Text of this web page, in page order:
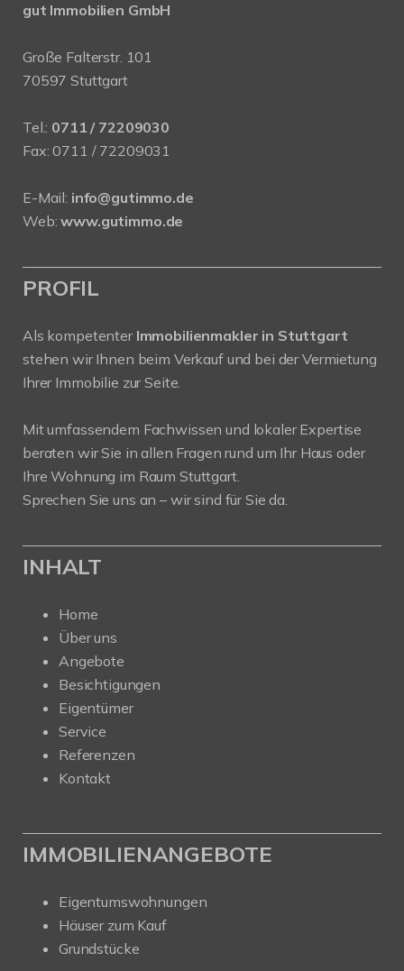
gut Immobilien GmbH
Große Falterstr. 101
70597 Stuttgart
Tel.: 0711 / 72209030
Fax: 0711 / 72209031
E-Mail: info@gutimmo.de
Web:www.gutimmo.de
PROFIL
Als kompetenter Immobilienmakler in Stuttgart
stehen wir Ihnen beim Verkauf und bei der Vermietung
Ihrer Immobilie zur Seite.
Mit umfassendem Fachwissen und lokaler Expertise
beraten wir Sie in allen Fragen rund um Ihr Haus oder
Ihre Wohnung im Raum Stuttgart.
Sprechen Sie uns an – wir sind für Sie da.
INHALT
Home
Über uns
Angebote
Besichtigungen
Eigentümer
Service
Referenzen
Kontakt
IMMOBILIENANGEBOTE
Eigentumswohnungen
Häuser zum Kauf
Grundstücke